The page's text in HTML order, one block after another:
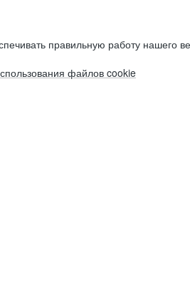
правильную работу нашего
файлов cookie